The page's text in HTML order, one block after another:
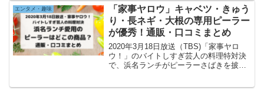
アクセス情報(駐車場含む)、メニューをま
とめます。オ...
エンタメ・趣味
「家事ヤロウ」キャベツ・きゅう
り・長ネギ・大根の専用ピーラー
が優秀！通販・口コミまとめ
2020年3月18日放送（TBS)「家事ヤロ
ウ！」のバイトしすぎ芸人の料理特対決
で、浜名ランチがピーラーさばきを披